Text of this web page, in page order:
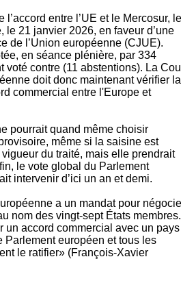
entre l’UE et le Mercosur, le
le 21 janvier 2026, en faveur d’une
de l’Union européenne (CJUE).
en séance plénière, par 334
voté contre (11 abstentions). La
doit donc maintenant vérifier la
commercial entre l'Europe et
pourrait quand même choisir
même si la saisine est
du traité, mais elle prendrait
le vote global du Parlement
intervenir d’ici un an et demi.
a un mandat pour
nom des vingt-sept États membres.
un accord commercial avec un pays
Parlement européen et tous les
le ratifier» (François-Xavier